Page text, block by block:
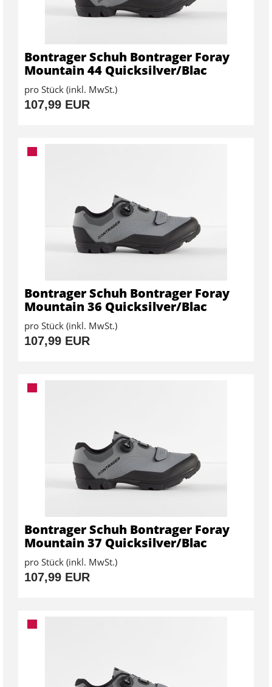
Bontrager Schuh Bontrager Foray
Mountain 44 Quicksilver/Blac
pro Stück (inkl. MwSt.)
107,99 EUR
Bontrager Schuh Bontrager Foray
Mountain 36 Quicksilver/Blac
pro Stück (inkl. MwSt.)
107,99 EUR
Bontrager Schuh Bontrager Foray
Mountain 37 Quicksilver/Blac
pro Stück (inkl. MwSt.)
107,99 EUR